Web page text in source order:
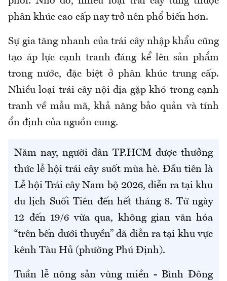
phân khúc cao cấp nay trở nên phổ biến hơn.
Sự gia tăng nhanh của trái cây nhập khẩu cũng
tạo áp lực cạnh tranh đáng kể lên sản phẩm
trong nước, đặc biệt ở phân khúc trung cấp.
Nhiều loại trái cây nội địa gặp khó trong cạnh
tranh về mẫu mã, khả năng bảo quản và tính
ổn định của nguồn cung.
Năm nay, người dân TP.HCM được thưởng
thức lễ hội trái cây suốt mùa hè. Đầu tiên là
Lễ hội Trái cây Nam bộ 2026, diễn ra tại khu
du lịch Suối Tiên đến hết tháng 8. Từ ngày
12 đến 19/6 vừa qua, không gian văn hóa
“trên bến dưới thuyền” đã diễn ra tại khu vực
kênh Tàu Hủ (phường Phú Định).
Tuần lễ nông sản vùng miền - Bình Đông